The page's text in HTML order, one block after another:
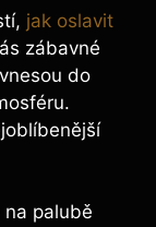
jak oslavit
zábavné
do
na palubě